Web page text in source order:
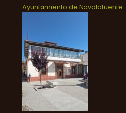
Ayuntamiento de Navalafuente